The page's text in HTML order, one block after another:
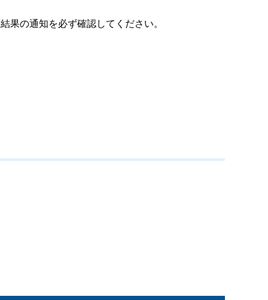
の通知を必ず確認してください。